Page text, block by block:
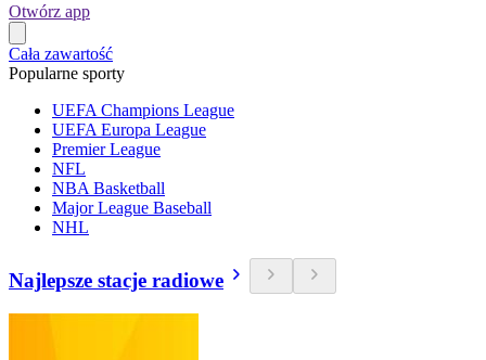
Otwórz app
Cała zawartość
Popularne sporty
UEFA Champions League
UEFA Europa League
Premier League
NFL
NBA Basketball
Major League Baseball
NHL
Najlepsze stacje radiowe